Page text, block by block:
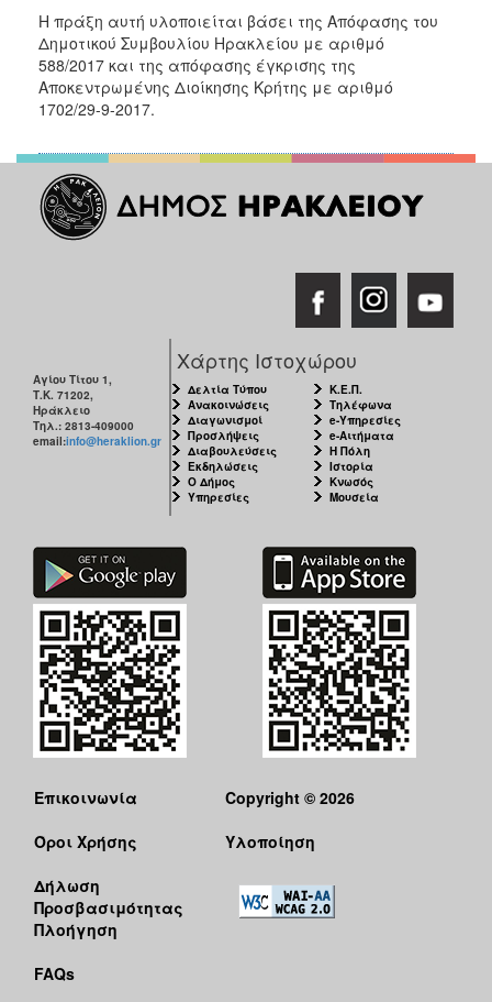
Η πράξη αυτή υλοποιείται βάσει της Απόφασης του
Δημοτικού Συμβουλίου Ηρακλείου με αριθμό
588/2017 και της απόφασης έγκρισης της
Αποκεντρωμένης Διοίκησης Κρήτης με αριθμό
1702/29-9-2017.
Αγίου Τίτου 1,
Τ.Κ. 71202,
Ηράκλειο
Τηλ.: 2813-409000
email:info@heraklion.gr
Χάρτης Ιστοχώρου
Δελτία Τύπου
Ανακοινώσεις
Διαγωνισμοί
Προσλήψεις
Διαβουλεύσεις
Εκδηλώσεις
Ο Δήμος
Υπηρεσίες
Κ.Ε.Π.
Τηλέφωνα
e-Υπηρεσίες
e-Αιτήματα
Η Πόλη
Ιστορία
Κνωσός
Μουσεία
Επικοινωνία
Όροι Χρήσης
Δήλωση
Προσβασιμότητας
Πλοήγηση
FAQs
Copyright © 2026
Υλοποίηση